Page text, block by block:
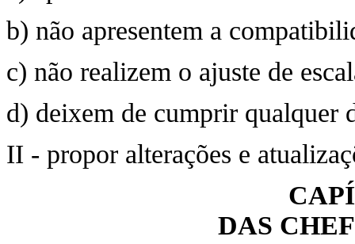
b) não apresentem a
c) não realizem o ajuste de
d) deixem de cumprir qualquer
II - propor alterações e
DAS